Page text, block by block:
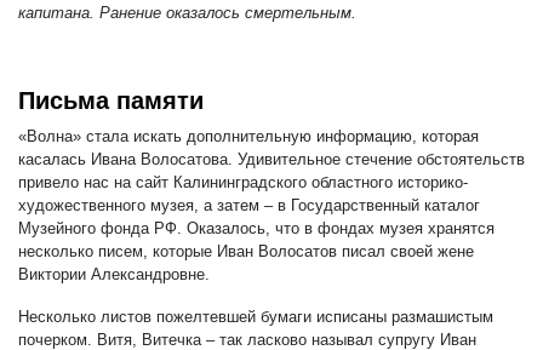
капитана. Ранение оказалось смертельным.
Письма памяти
«Волна» стала искать дополнительную информацию, которая
касалась Ивана Волосатова. Удивительное стечение обстоятельств
привело нас на сайт Калининградского областного историко-
художественного музея, а затем – в Государственный каталог
Музейного фонда РФ. Оказалось, что в фондах музея хранятся
несколько писем, которые Иван Волосатов писал своей жене
Виктории Александровне.
Несколько листов пожелтевшей бумаги исписаны размашистым
почерком. Витя, Витечка – так ласково называл супругу Иван